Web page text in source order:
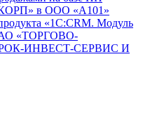
КОРП» в ООО «А101»
«1С:CRM. Модуль
«ТОРГОВО-
ИНВЕСТ-СЕРВИС И